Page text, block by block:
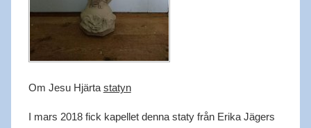
Om Jesu Hjärta statyn
I mars 2018 fick kapellet denna staty från Erika Jägers